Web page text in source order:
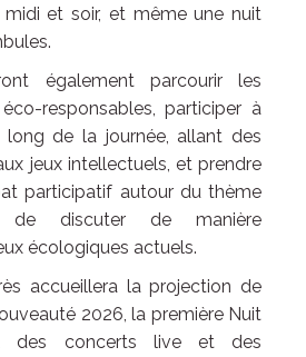
et soir, et même une nuit
également parcourir les
responsables, participer à
de la journée, allant des
jeux intellectuels, et prendre
participatif autour du thème
de discuter de manière
écologiques actuels.
accueillera la projection de
2026, la première Nuit
des concerts live et des